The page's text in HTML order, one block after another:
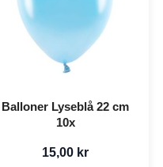
Balloner Lyseblå 22 cm
10x
15,00 kr